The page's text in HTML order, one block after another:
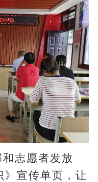
志愿者发放
》宣传单页，让